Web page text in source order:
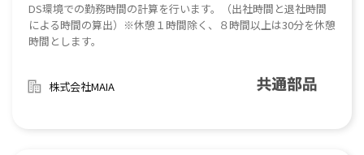
DS環境での勤務時間の計算を行います。（出社時間と退社時間
による時間の算出）※休憩１時間除く、８時間以上は30分を休憩
時間とします。
株式会社MAIA